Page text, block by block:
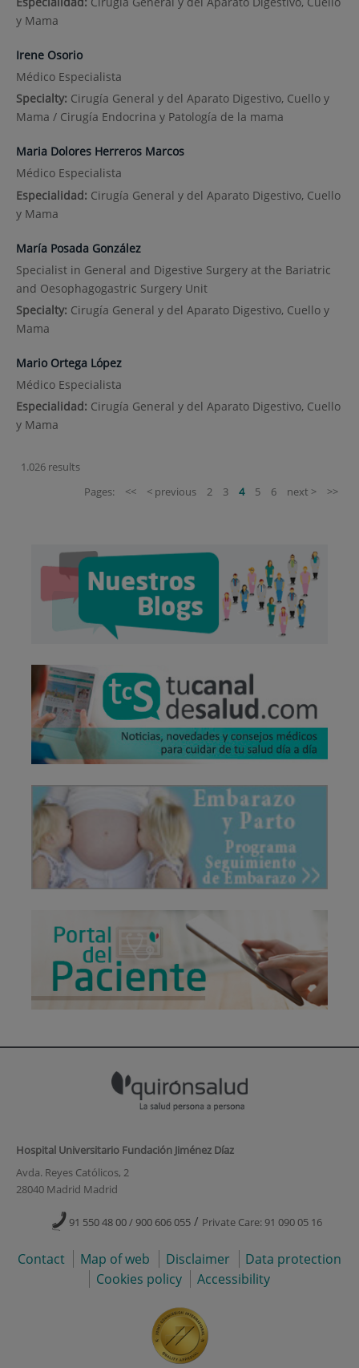
y Mama
Irene Osorio
Médico Especialista
Specialty: Cirugía General y del Aparato Digestivo, Cuello y
Mama / Cirugía Endocrina y Patología de la mama
Maria Dolores Herreros Marcos
Médico Especialista
Especialidad: Cirugía General y del Aparato Digestivo, Cuello
y Mama
María Posada González
Specialist in General and Digestive Surgery at the Bariatric
and Oesophagogastric Surgery Unit
Specialty: Cirugía General y del Aparato Digestivo, Cuello y
Mama
Mario Ortega López
Médico Especialista
Especialidad: Cirugía General y del Aparato Digestivo, Cuello
y Mama
1.026 results
Pages:
<< < previous 2 3 4 5 6 next > >>
Hospital Universitario Fundación Jiménez Díaz
Avda. Reyes Católicos, 2
28040 Madrid Madrid
91 550 48 00 / 900 606 055 / Private Care: 91 090 05 16
Contact Map of web Disclaimer
Data protection
Cookies policy
Accessibility